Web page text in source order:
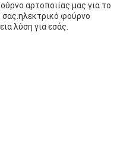
αρτοποιίας μας για το
σας.ηλεκτρικό φούρνο
λύση για εσάς.